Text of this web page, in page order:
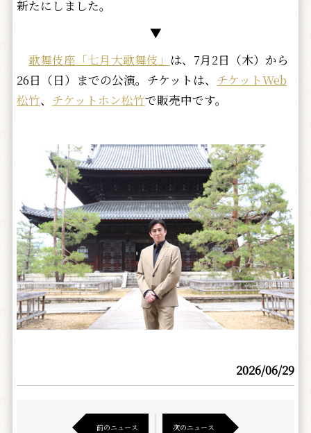
新たにしました。
▼
歌舞伎座「七月大歌舞伎」 は、7月2日（木）から
26日（日）までの公演。チケットは、 チケットWeb
松竹、 チケットホン松竹で販売中です。
2026/06/29
前のニュース 次のニュース